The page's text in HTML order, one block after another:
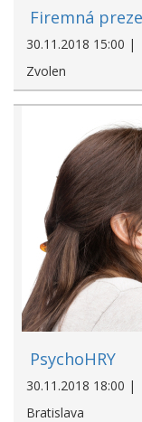
Firemná
30.11.2018 15:00 |
Zvolen
PsychoHRY
30.11.2018 18:00 |
Bratislava